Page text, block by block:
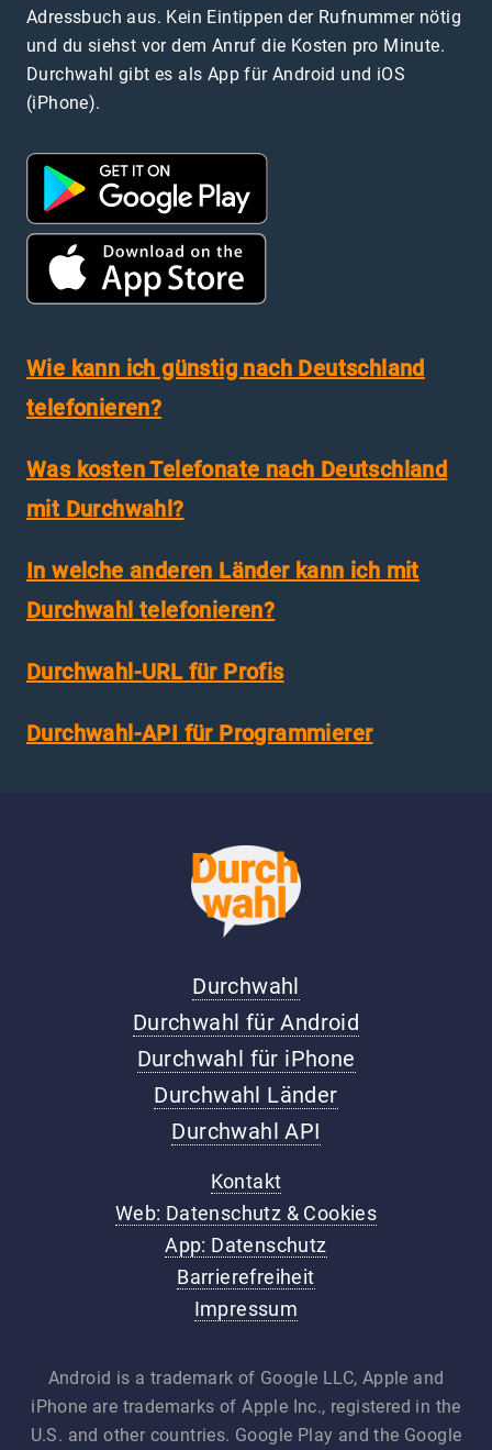
Adressbuch aus. Kein Eintippen der Rufnummer nötig
und du siehst vor dem Anruf die Kosten pro Minute.
Durchwahl gibt es als App für Android und iOS
(iPhone).
Wie kann ich günstig nach Deutschland
telefonieren?
Was kosten Telefonate nach Deutschland
mit Durchwahl?
In welche anderen Länder kann ich mit
Durchwahl telefonieren?
Durchwahl-URL für Profis
Durchwahl-API für Programmierer
Durchwahl
Durchwahl für Android
Durchwahl für iPhone
Durchwahl Länder
Durchwahl API
Kontakt
Web: Datenschutz & Cookies
App: Datenschutz
Barrierefreiheit
Impressum
Android is a trademark of Google LLC, Apple and
iPhone are trademarks of Apple Inc., registered in the
U.S. and other countries. Google Play and the Google